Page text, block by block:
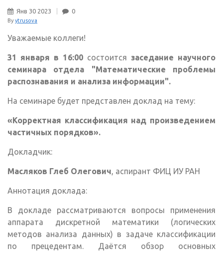
Янв 30 2023 0
By ytrusova
Уважаемые коллеги!
31 января в 16:00состоится заседание научного
семинара отдела "Математические проблемы
распознавания и анализа информации".
На семинаре будет представлен доклад на тему:
«Корректная классификация над произведением
частичных порядков».
Докладчик:
Масляков Глеб Олегович, аспирант ФИЦ ИУ РАН
Аннотация доклада:
В докладе рассматриваются вопросы применения
аппарата дискретной математики (логических
методов анализа данных) в задаче классификации
по прецедентам. Даётся обзор основных